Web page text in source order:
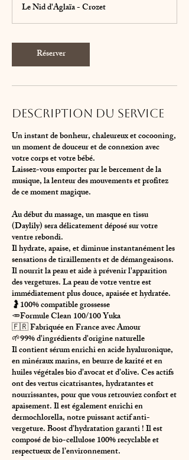
m
i
Le Nid d'Aglaïa - Crozet
Réserver
Description du service
Un instant de bonheur, chaleureux et cocooning,
un moment de douceur et de connexion avec
votre corps et votre bébé.
Laissez-vous emporter par le bercement de la
musique, la lenteur des mouvements et profitez
de ce moment magique.
Au début du massage, un masque en tissu
(Daylily) sera délicatement déposé sur votre
ventre rebondi.
Il hydrate, apaise, et diminue instantanément les
sensations de tiraillements et de démangeaisons.
Il nourrit la peau et aide à prévenir l'apparition
des vergetures. La peau de votre ventre est
immédiatement plus douce, apaisée et hydratée.
🤰100% compatible grossesse
🥕Formule Clean 100/100 Yuka
🇫🇷 Fabriquée en France avec Amour
🌱99% d'ingrédients d'origine naturelle
Il contient sérum enrichi en acide hyaluronique,
en minéraux marins, en beurre de karité et en
huiles végétales bio d’avocat et d’olive. Ces actifs
ont des vertus cicatrisantes, hydratantes et
nourrissantes, pour que vous retrouviez confort et
apaisement. Il est également enrichi en
dermochlorella, notre puissant actif anti-
vergeture. Boost d’hydratation garanti ! Il est
composé de bio-cellulose 100% recyclable et
respectueux de l’environnement.